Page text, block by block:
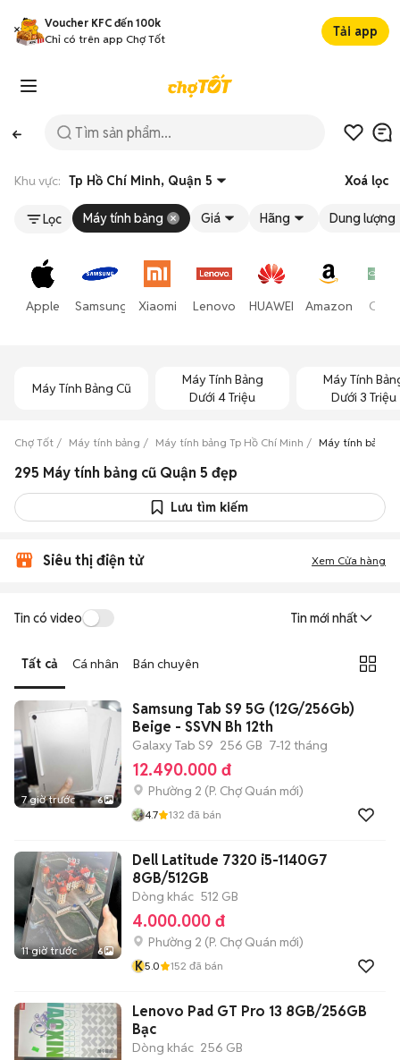
Voucher KFC đến 100k
Chỉ có trên app Chợ Tốt
Tải app
Khu vực: Tp Hồ Chí Minh, Quận 5 Xoá lọc
Lọc Máy tính bảng Giá Hãng Dung lượng
Apple Samsung Xiaomi Lenovo HUAWEI Amazon
Máy Tính Bảng Cũ
Máy Tính Bảng
Dưới 4 Triệu
Máy Tính
Dưới 3 Triệu
Chợ Tốt Máy tính bảng Máy tính bảng Tp Hồ Chí Minh Máy tính bảng
295 Máy tính bảng cũ Quận 5 đẹp
Lưu tìm kiếm
Siêu thị điện tử Xem Cửa hàng
Tin có video Tin mới nhất
Tất cả Cá nhân Bán chuyên
7 giờ trước 6
Samsung Tab S9 5G (12G/256Gb)
Beige - SSVN Bh 12th
Galaxy Tab S9 256 GB 7-12 tháng
12.490.000 đ
Phường 2 (P. Chợ Quán mới)
4.7 132 đã bán
11 giờ trước 6
Dell Latitude 7320 i5-1140G7
8GB/512GB
Dòng khác 512 GB
4.000.000 đ
Phường 2 (P. Chợ Quán mới)
K5.0 152 đã bán
Lenovo Pad GT Pro 13 8GB/256GB
Bạc
Dòng khác 256 GB